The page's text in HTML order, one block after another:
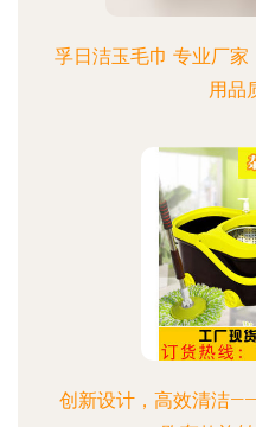
孚日洁玉毛巾 专业厂
用品
创新设计，高效清洁